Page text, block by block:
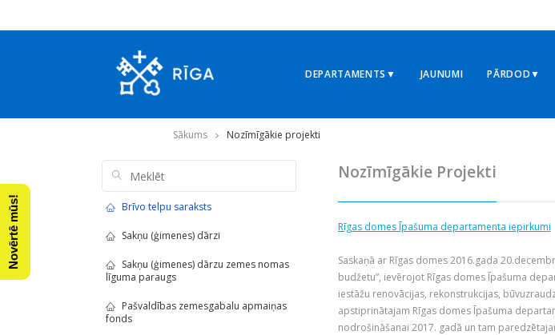
DEPARTAMENTS▼ JAUNUMI PĀRDOD▼
Sākums Nozīmīgākie projekti
Brīvo telpu saraksts
Sakņu (ģimenes) dārzi
Sakņu (ģimenes) dārzu zemes nomas
līguma paraugs
Pašvaldības zemesgabalu apmaiņas
fonds
Nozīmīgākie Projekti
Rīgas domes Īpašuma departamenta iepirkumi
Saskaņā ar Rīgas domes 2016.gada
budžetu”, ievērojot Rīgas domes Īpašuma
iestāžu renovācijas, rekonstrukcijas,
apstiprinātajam Rīgas domes Īpašuma
nodrošināšanai 2017. gadā un tam
Novērtē mūs!